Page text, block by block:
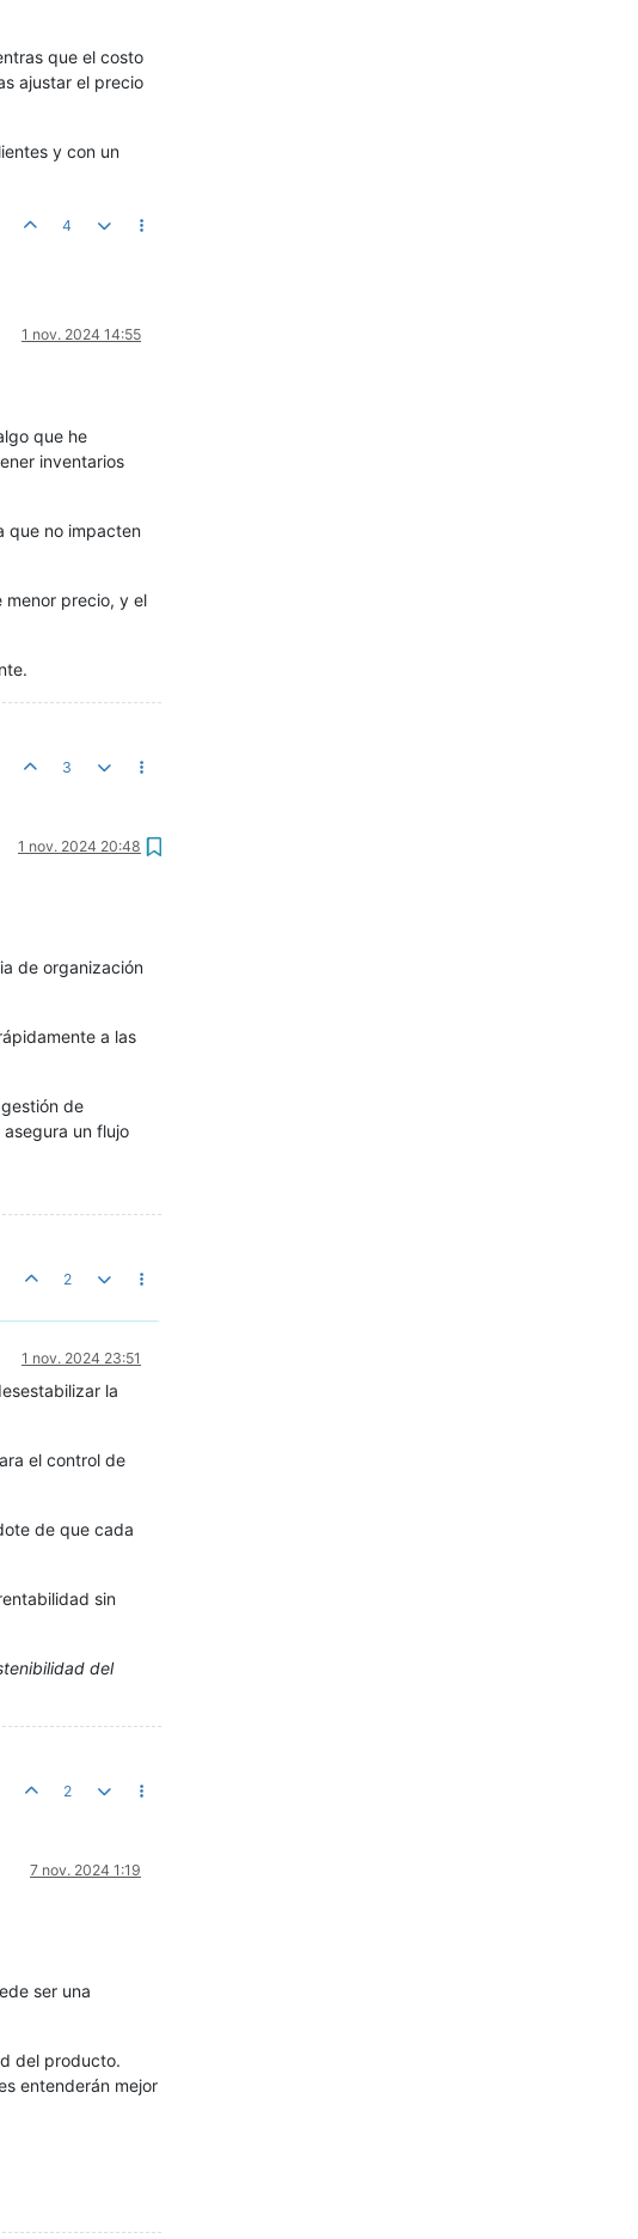
que el costo
ajustar el precio
y con un
4
1 nov. 2024 14:55
que he
inventarios
que no impacten
menor precio, y el
3
1 nov. 2024 20:48
de organización
a las
de
un flujo
2
1 nov. 2024 23:51
la
el control de
de que cada
sin
del
2
7 nov. 2024 1:19
ser una
del producto.
entenderán mejor